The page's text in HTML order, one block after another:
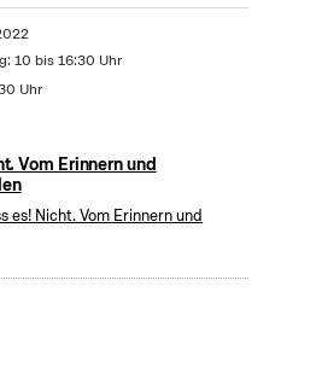
10 bis 16:30 Uhr
Uhr
Vom Erinnern und
es! Nicht. Vom Erinnern und